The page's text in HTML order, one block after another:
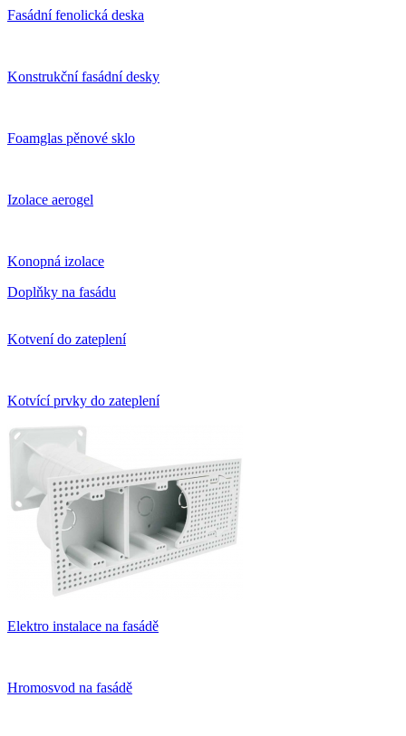
Fasádní fenolická deska
Konstrukční fasádní desky
Foamglas pěnové sklo
Izolace aerogel
Konopná izolace
Doplňky na fasádu
Kotvení do zateplení
Kotvící prvky do zateplení
Elektro instalace na fasádě
Hromosvod na fasádě